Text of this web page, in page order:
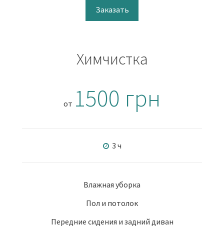
Заказать
Химчистка
от 1500 грн
3 ч
Влажная уборка
Пол и потолок
Передние сидения и задний диван